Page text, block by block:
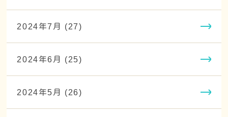
2024年7月 (27)
2024年6月 (25)
2024年5月 (26)